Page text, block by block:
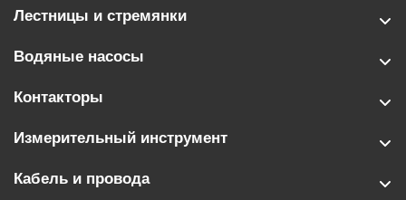
Лестницы и стремянки
Водяные насосы
Контакторы
Измерительный инструмент
Кабель и провода